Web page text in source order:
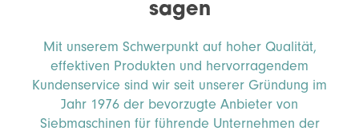
sagen
Mit unserem Schwerpunkt auf hoher Qualität,
effektiven Produkten und hervorragendem
Kundenservice sind wir seit unserer Gründung im
Jahr 1976 der bevorzugte Anbieter von
Siebmaschinen für führende Unternehmen der